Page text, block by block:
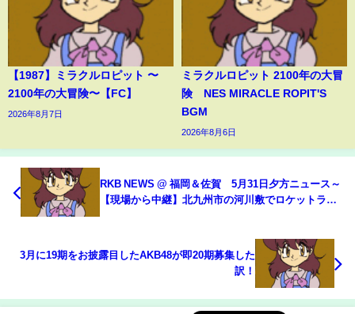
【1987】ミラクルロピット 〜
2100年の大冒険〜【FC】
2026年8月7日
ミラクルロピット 2100年の大冒
険 NES MIRACLE ROPIT'S
BGM
2026年8月6日
RKB NEWS @ 福岡＆佐賀 5月31日夕方ニュース～
【現場から中継】北九州市の河川敷でロケットラン
3月に19期をお披露目したAKB48が即20期募集した
訳！